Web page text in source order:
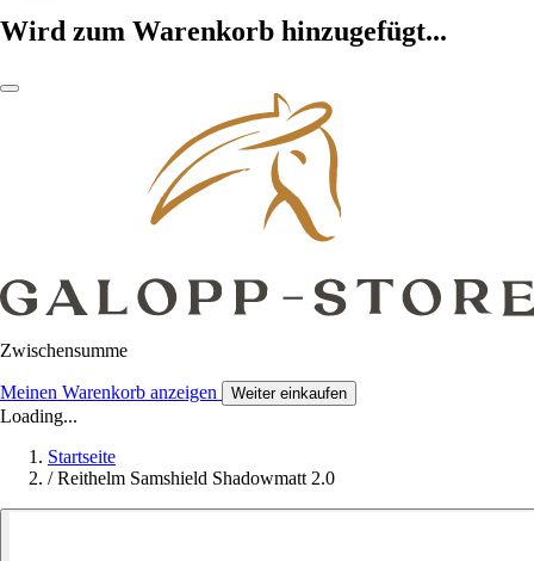
Wird zum Warenkorb hinzugefügt...
Zwischensumme
Meinen Warenkorb anzeigen Weiter einkaufen
Loading...
Startseite
/ Reithelm Samshield Shadowmatt 2.0